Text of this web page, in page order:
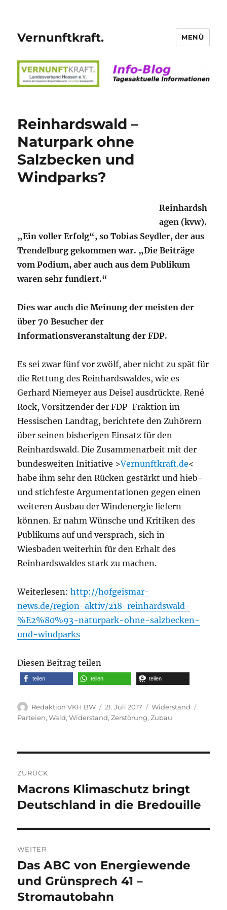
Vernunftkraft. MENÜ
Reinhardswald –
Naturpark ohne
Salzbecken und
Windparks?
Reinhardsh
agen (kvw).
„Ein voller Erfolg“, so Tobias Seydler, der aus
Trendelburg gekommen war. „Die Beiträge
vom Podium, aber auch aus dem Publikum
waren sehr fundiert.“
Dies war auch die Meinung der meisten der
über 70 Besucher der
Informationsveranstaltung der FDP.
Es sei zwar fünf vor zwölf, aber nicht zu spät für
die Rettung des Reinhardswaldes, wie es
Gerhard Niemeyer aus Deisel ausdrückte. René
Rock, Vorsitzender der FDP-Fraktion im
Hessischen Landtag, berichtete den Zuhörern
über seinen bisherigen Einsatz für den
Reinhardswald. Die Zusammenarbeit mit der
bundesweiten Initiative >Vernunftkraft.de<
habe ihm sehr den Rücken gestärkt und hieb-
und stichfeste Argumentationen gegen einen
weiteren Ausbau der Windenergie liefern
können. Er nahm Wünsche und Kritiken des
Publikums auf und versprach, sich in
Wiesbaden weiterhin für den Erhalt des
Reinhardswaldes stark zu machen.
Weiterlesen:http://hofgeismar-
news.de/region-aktiv/218-reinhardswald-
%E2%80%93-naturpark-ohne-salzbecken-
und-windparks
Diesen Beitrag teilen
teilen teilen teilen
Autor
Redaktion VKH BW
Veröffentlicht
am
21. Juli 2017 Kategorien
Widerstand
Parteien,Wald,Widerstand,Zerstörung,Zubau
ZURÜCK
Vorheriger
Beitrag:
Macrons Klimaschutz bringt
Deutschland in die Bredouille
WEITER
Nächster
Beitrag:
Das ABC von Energiewende
und Grünsprech 41 –
Stromautobahn